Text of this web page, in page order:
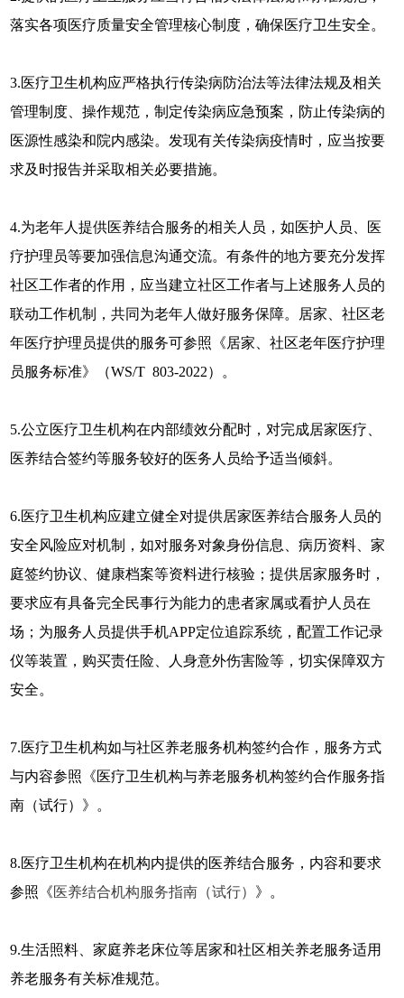
落实各项医疗质量安全管理核心制度，确保医疗卫生安全。
3.医疗卫生机构应严格执行传染病防治法等法律法规及相关
管理制度、操作规范，制定传染病应急预案，防止传染病的
医源性感染和院内感染。发现有关传染病疫情时，应当按要
求及时报告并采取相关必要措施。
4.为老年人提供医养结合服务的相关人员，如医护人员、医
疗护理员等要加强信息沟通交流。有条件的地方要充分发挥
社区工作者的作用，应当建立社区工作者与上述服务人员的
联动工作机制，共同为老年人做好服务保障。居家、社区老
年医疗护理员提供的服务可参照《居家、社区老年医疗护理
员服务标准》（WS/T 803-2022）。
5.公立医疗卫生机构在内部绩效分配时，对完成居家医疗、
医养结合签约等服务较好的医务人员给予适当倾斜。
6.医疗卫生机构应建立健全对提供居家医养结合服务人员的
安全风险应对机制，如对服务对象身份信息、病历资料、家
庭签约协议、健康档案等资料进行核验；提供居家服务时，
要求应有具备完全民事行为能力的患者家属或看护人员在
场；为服务人员提供手机APP定位追踪系统，配置工作记录
仪等装置，购买责任险、人身意外伤害险等，切实保障双方
安全。
7.医疗卫生机构如与社区养老服务机构签约合作，服务方式
与内容参照《医疗卫生机构与养老服务机构签约合作服务指
南（试行）》。
8.医疗卫生机构在机构内提供的医养结合服务，内容和要求
参照《 医养结合机构服务指南（试行） 》。
9.生活照料、家庭养老床位等居家和社区相关养老服务适用
养老服务有关标准规范。